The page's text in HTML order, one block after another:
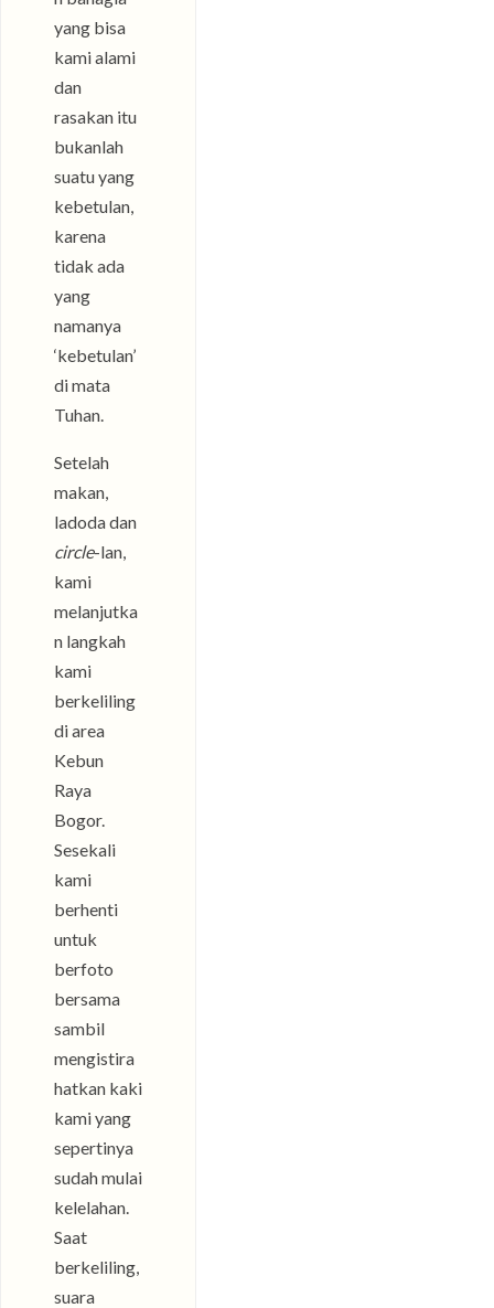
yang bisa
kami alami
dan
rasakan itu
bukanlah
suatu yang
kebetulan,
karena
tidak ada
yang
namanya
‘kebetulan’
di mata
Tuhan.
Setelah
makan,
ladoda dan
circle-lan,
kami
melanjutka
n langkah
kami
berkeliling
di area
Kebun
Raya
Bogor.
Sesekali
kami
berhenti
untuk
berfoto
bersama
sambil
mengistira
hatkan kaki
kami yang
sepertinya
sudah mulai
kelelahan.
Saat
berkeliling,
suara